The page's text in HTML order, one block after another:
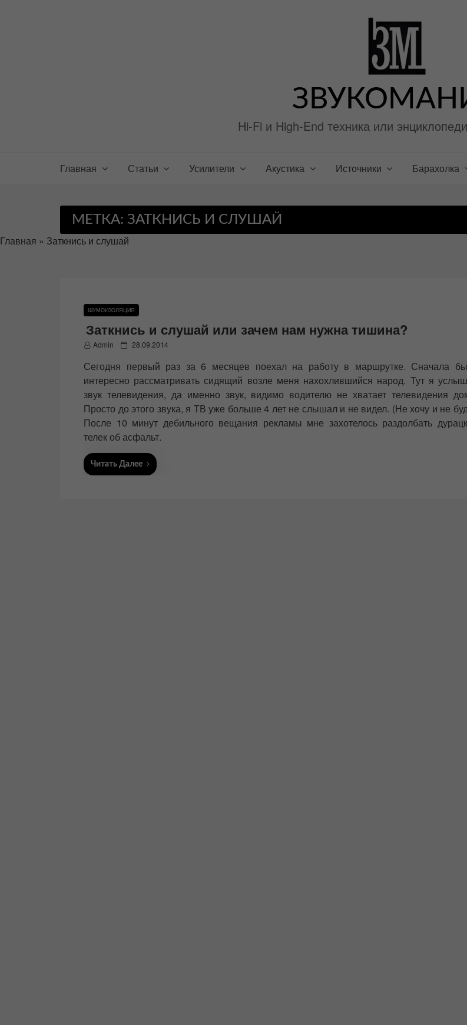
Hi-Fi и High-End техника или
Главная Статьи Усилители Акустика Источники Барахолка
МЕТКА: ЗАТКНИСЬ И СЛУШАЙ
Главная » Заткнись и слушай
ШУМОИЗОЛЯЦИЯ
Заткнись и слушай или зачем нам нужна тишина?
Admin
P
s
e
d
o
28.09.2014
Сегодня первый раз за 6 месяцев поехал на работу в маршрутке. Сначала
интересно рассматривать сидящий возле меня нахохлившийся народ. Тут я
звук телевидения, да именно звук, видимо водителю не хватает телевидения
Просто до этого звука, я ТВ уже больше 4 лет не слышал и не видел. (Не хочу и не
После 10 минут дебильного вещания рекламы мне захотелось раздолбать
телек об асфальт.
Читать Далее